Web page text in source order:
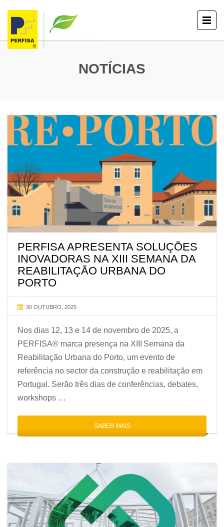
NOTÍCIAS
PERFISA APRESENTA SOLUÇÕES
INOVADORAS NA XIII SEMANA DA
REABILITAÇÃO URBANA DO
PORTO
30 OUTUBRO, 2025
Nos dias 12, 13 e 14 de novembro de 2025, a
PERFISA® marca presença na XIII Semana da
Reabilitação Urbana do Porto, um evento de
referência no sector da construção e reabilitação em
Portugal. Serão três dias de conferências, debates,
workshops …
SABER MAIS